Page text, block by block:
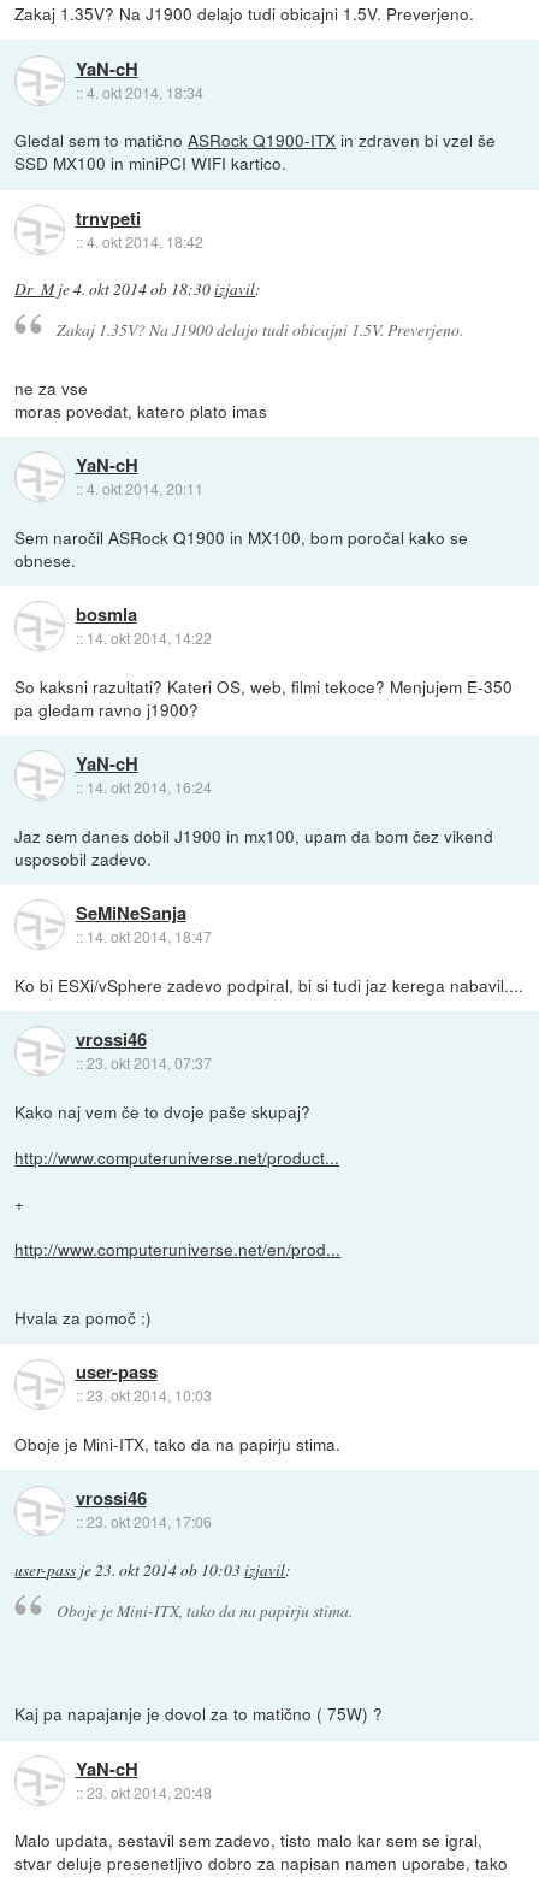
Zakaj 1.35V? Na J1900 delajo tudi obicajni 1.5V. Preverjeno.
YaN-cH
::4. okt 2014, 18:34
Gledal sem to matičnoASRock Q1900-ITX in zdraven bi vzel še
SSD MX100 in miniPCI WIFI kartico.
trnvpeti
::4. okt 2014, 18:42
Dr_Mje4. okt 2014 ob 18:30izjavil:
Zakaj 1.35V? Na J1900 delajo tudi obicajni 1.5V. Preverjeno.
ne za vse
moras povedat, katero plato imas
YaN-cH
::4. okt 2014, 20:11
Sem naročil ASRock Q1900 in MX100, bom poročal kako se
obnese.
bosmla
:: 14. okt 2014, 14:22
So kaksni razultati? Kateri OS, web, filmi tekoce? Menjujem E-350
pa gledam ravno j1900?
YaN-cH
:: 14. okt 2014, 16:24
Jaz sem danes dobil J1900 in mx100, upam da bom čez vikend
usposobil zadevo.
SeMiNeSanja
:: 14. okt 2014, 18:47
Ko bi ESXi/vSphere zadevo podpiral, bi si tudi jaz kerega nabavil....
vrossi46
::23. okt 2014, 07:37
Kako naj vem če to dvoje paše skupaj?
http://www.computeruniverse.net/product...
+
http://www.computeruniverse.net/en/prod...
Hvala za pomoč :)
user-pass
::23. okt 2014, 10:03
Oboje je Mini-ITX, tako da na papirju stima.
vrossi46
::23. okt 2014, 17:06
user-pass je23. okt 2014 ob 10:03izjavil:
Oboje je Mini-ITX, tako da na papirju stima.
Kaj pa napajanje je dovol za to matično ( 75W) ?
YaN-cH
::23. okt 2014, 20:48
Malo updata, sestavil sem zadevo, tisto malo kar sem se igral,
stvar deluje presenetljivo dobro za napisan namen uporabe, tako